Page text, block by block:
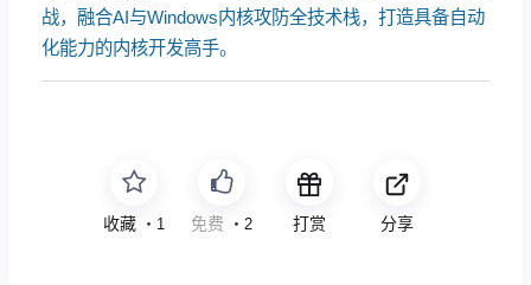
战，融合AI与Windows内核攻防全技术栈，打造具备自动
化能力的内核开发高手。
收藏 ・ 1 点赞 ・ 2 打赏 分享